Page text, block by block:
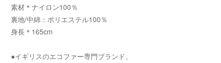
素材＊ナイロン100％
裏地/中綿：ポリエステル100％
身長＊165cm
●イギリスのエコファー専門ブランド。